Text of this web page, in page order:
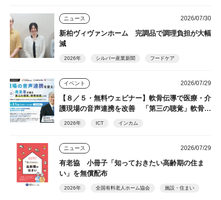
ニュース 2026/07/30
新柏ヴィヴァンホーム 完調品で調理負担が大幅
減
2026年 シルバー産業新聞 フードケア
イベント 2026/07/29
【８／５・無料ウェビナー】軟骨伝導で医療・介
護現場の音声連携を改善 「第三の聴覚」軟骨伝
2026年 ICT インカム
ニュース 2026/07/29
有老協 小冊子「知っておきたい高齢期の住ま
い」を無償配布
2026年 全国有料老人ホーム協会 施設・住まい